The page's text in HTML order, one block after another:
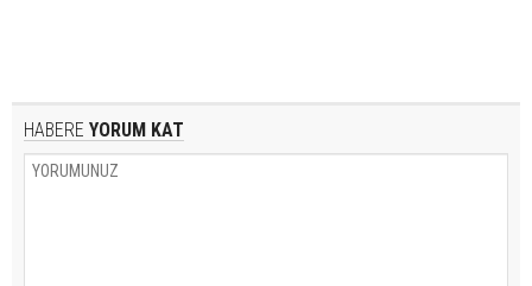
HABERE YORUM KAT